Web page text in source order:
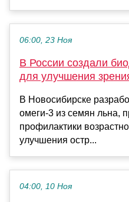
06:00, 23 Ноя
В России создали
для улучшения
В Новосибирске
омеги‑3 из семян льна,
профилактики
улучшения остр...
04:00, 10 Ноя